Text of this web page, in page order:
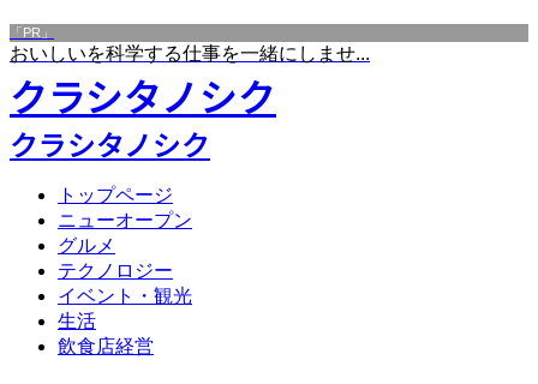
「PR」
おいしいを科学する仕事を一緒にしませ...
クラシタノシク
クラシタノシク
トップページ
ニューオープン
グルメ
テクノロジー
イベント・観光
生活
飲食店経営